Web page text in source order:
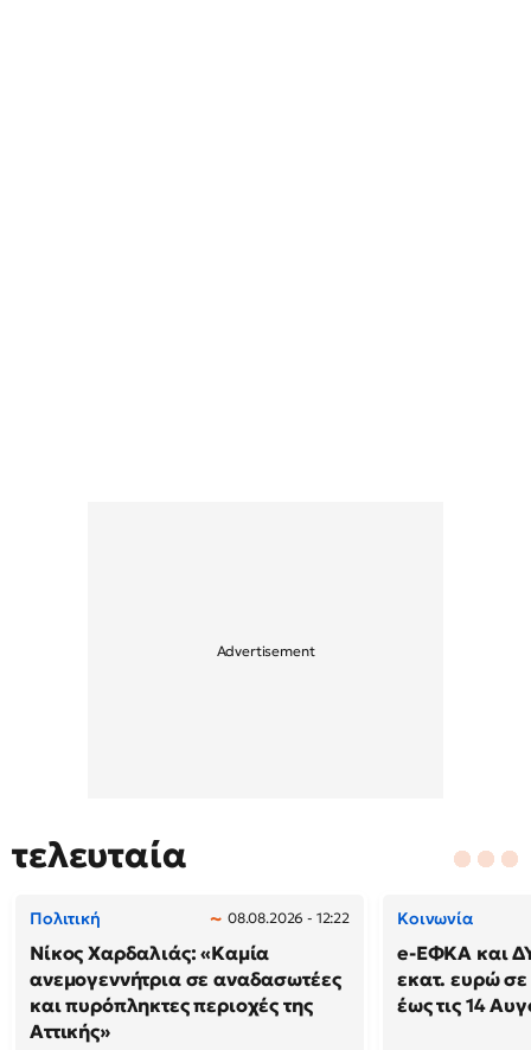
τελευταία
Πολιτική 08.08.2026 - 12:22
Νίκος Χαρδαλιάς: «Καμία
ανεμογεννήτρια σε αναδασωτέες
και πυρόπληκτες περιοχές της
Αττικής»
Κοινωνία
e-ΕΦΚΑ και
εκατ. ευρώ σε
έως τις 14